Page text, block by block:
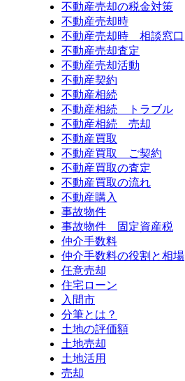
不動産売却の税金対策
不動産売却時
不動産売却時 相談窓口
不動産売却査定
不動産売却活動
不動産契約
不動産相続
不動産相続 トラブル
不動産相続 売却
不動産買取
不動産買取 ご契約
不動産買取の査定
不動産買取の流れ
不動産購入
事故物件
事故物件 固定資産税
仲介手数料
仲介手数料の役割と相場
任意売却
住宅ローン
入間市
分筆とは？
土地の評価額
土地売却
土地活用
売却